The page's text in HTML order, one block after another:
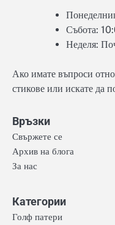
Събота:
Неделя:
Ако имате въпроси
стикове или искате да
Връзки
Свържете се
Архив на блога
За нас
Категории
Голф патери